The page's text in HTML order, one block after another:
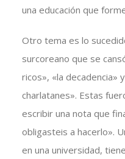
una educación que
Otro tema es lo
surcoreano que se
ricos», «la decadencia»
charlatanes». Estas
escribir una nota que
obligasteis a hacerlo».
en una universidad,